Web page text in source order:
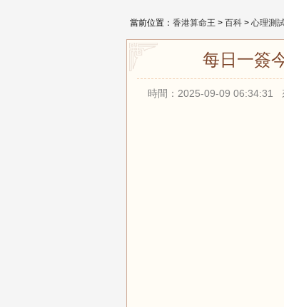
當前位置： 香港算命王 > 百科 > 心理測
每日一簽
時間：2025-09-09 06:34:31